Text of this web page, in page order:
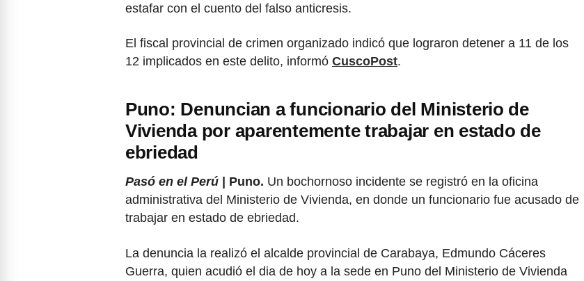
estafar con el cuento del falso anticresis.
El fiscal provincial de crimen organizado indicó que lograron detener a 11 de los
12 implicados en este delito, informó CuscoPost.
Puno: Denuncian a funcionario del Ministerio de
Vivienda por aparentemente trabajar en estado de
ebriedad
Pasó en el Perú | Puno. Un bochornoso incidente se registró en la oficina
administrativa del Ministerio de Vivienda, en donde un funcionario fue acusado de
trabajar en estado de ebriedad.
La denuncia la realizó el alcalde provincial de Carabaya, Edmundo Cáceres
Guerra, quien acudió el dia de hoy a la sede en Puno del Ministerio de Vivienda